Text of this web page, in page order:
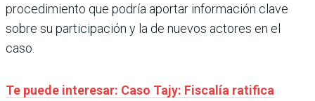
procedimiento que podría aportar información clave
sobre su participación y la de nuevos actores en el
caso.
Te puede interesar: Caso Tajy: Fiscalía ratifica